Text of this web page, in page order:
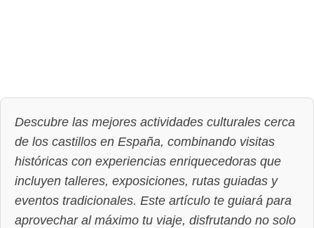
Descubre las mejores actividades culturales cerca
de los castillos en España, combinando visitas
históricas con experiencias enriquecedoras que
incluyen talleres, exposiciones, rutas guiadas y
eventos tradicionales. Este artículo te guiará para
aprovechar al máximo tu viaje, disfrutando no solo